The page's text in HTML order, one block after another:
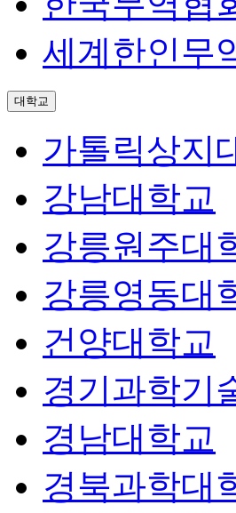
세계한인무
대학교
가톨릭상지
강남대학교
강릉원주대
강릉영동대
건양대학교
경기과학기
경남대학교
경북과학대